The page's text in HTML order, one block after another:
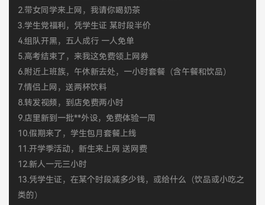
2.带女同学来上网，我请你喝奶茶
3.学生党福利，凭学生证 某时段半价
4.组队开黑，五人成行 一人免单
5.高考结束了，来我这免费领上网券
6.附近上班族，午休新去处，一小时套餐（含午餐和饮品）
7.情侣上网，送两杯饮料
8.转发视频，到店免费两小时
9.店里新到一批**外设，免费体验一周
10.假期来了，学生包月套餐上线
11.开学季活动，新生来上网 送网费
12.新人一元三小时
13.凭学生证，在某个时段减多少钱，或给什么（饮品或小吃之
类的）